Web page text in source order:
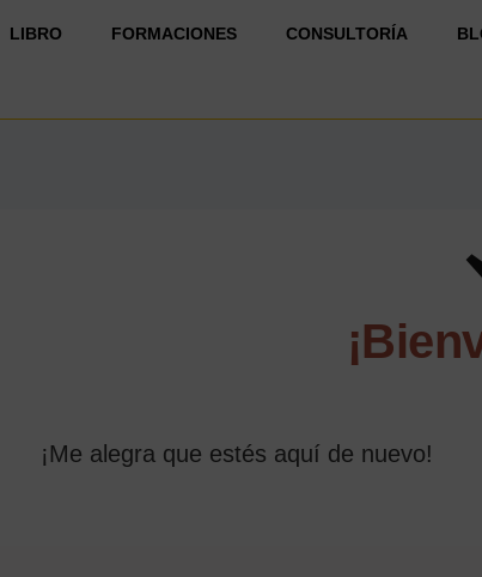
LIBRO FORMACIONES CONSULTORÍA
¡Me alegra que estés aquí de nuevo!